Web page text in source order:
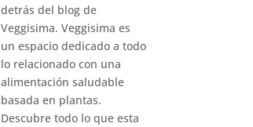
detrás del blog de
Veggisima. Veggisima es
un espacio dedicado a todo
lo relacionado con una
alimentación saludable
basada en plantas.
Descubre todo lo que esta